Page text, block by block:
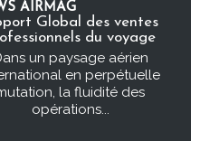
AIRMAG
Global des ventes
du voyage
un paysage aérien
en perpétuelle
la fluidité des
opérations...